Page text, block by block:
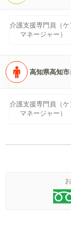
介護支援専門員（ケ
マネージャー）
高知県高知市
介護支援専門員（ケ
マネージャー）